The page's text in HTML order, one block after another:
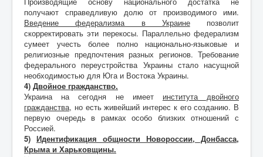
получают справедливую долю от производимого ими.
Введение федерализма в Украинепозволит
скорректировать эти перекосы. Параллельно федерализм
сумеет учесть более полно национально-языковые и
религиозные предпочтения разных регионов. Требование
федерального переустройства Украины стало насущной
необходимостью для Юга и Востока Украины.
4) Двойное гражданство.
Украина на сегодня не имеет института двойного
гражданства, но есть живейший интерес к его созданию. В
первую очередь в рамках особо близких отношений с
Россией.
5) Идентификация общности Новороссии, Донбасса,
Крыма и Харьковщины.